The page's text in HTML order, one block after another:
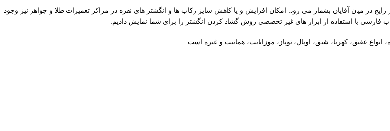
معادل سایز 62 مردانه است. این سایز یک سایز رایج در میان آقایان بشمار می رود. امکان افزایش و یا کاهش سایز رکاب ها و انگشتر های نقره در مراکز تعمیرات طلا و جواهر نیز وجود
با استفاده از ابزار های غیر تخصصی روش گشاد کردن انگشتر را برای شما نمایش دادیم.
عقیق، کهربا، شبق، اوپال، توپاز، موزانایت، هماتیت و غیره است.